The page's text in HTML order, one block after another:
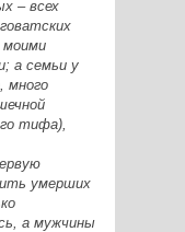
– всех
моими
а семьи у
много
тифа),
умерших
а мужчины